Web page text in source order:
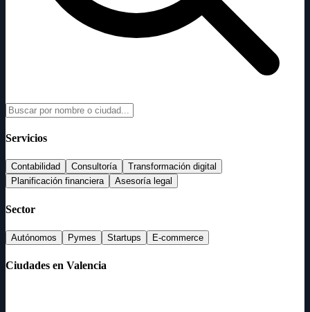
Servicios
Contabilidad Consultoría
Transformación digital
Planificación financiera
Asesoría legal
Sector
Autónomos Pymes Startups E-commerce
Ciudades en Valencia